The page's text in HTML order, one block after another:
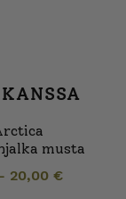
musta
20,00 €